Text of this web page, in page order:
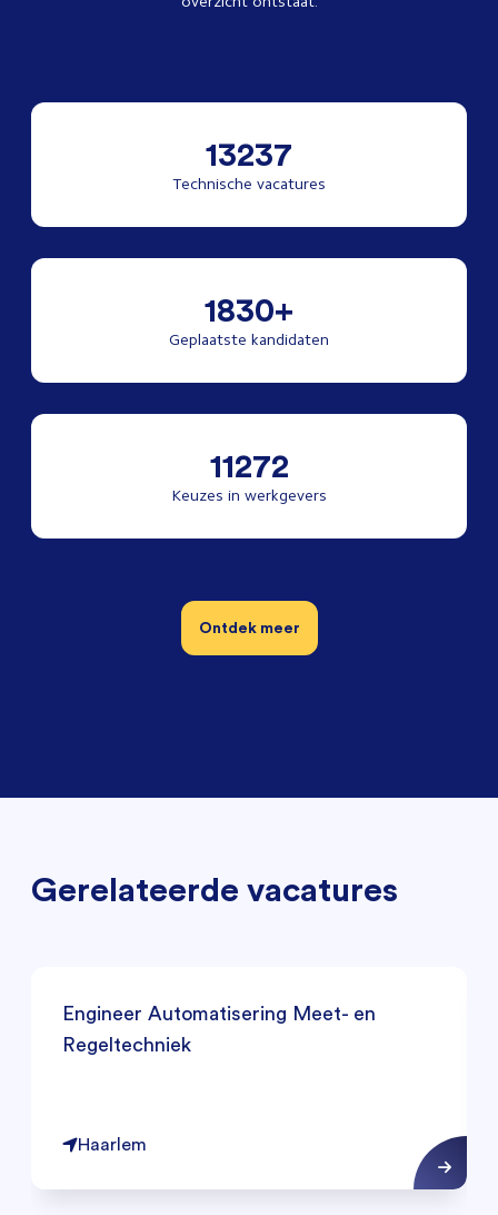
13237
Technische vacatures
1830+
Geplaatste kandidaten
11272
Keuzes in werkgevers
Ontdek meer
Gerelateerde vacatures
Engineer Automatisering Meet- en
Regeltechniek
Haarlem